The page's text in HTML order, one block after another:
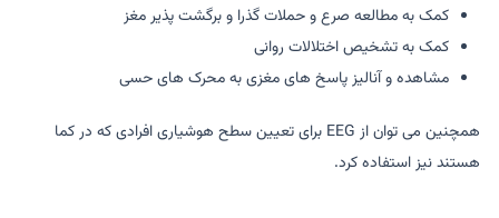
کمک به مطالعه صرع و حملات گذرا و برگشت پذیر مغز
کمک به تشخیص اختلالات روانی
مشاهده و آنالیز پاسخ های مغزی به محرک های حسی
همچنین می توان از EEG برای تعیین سطح هوشیاری افرادی که در کما
هستند نیز استفاده کرد.